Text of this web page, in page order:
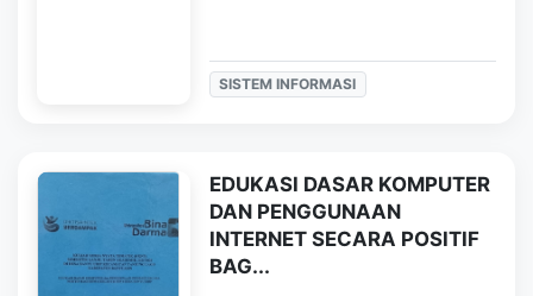
SISTEM INFORMASI
EDUKASI DASAR KOMPUTER
DAN PENGGUNAAN
INTERNET SECARA POSITIF
BAG...